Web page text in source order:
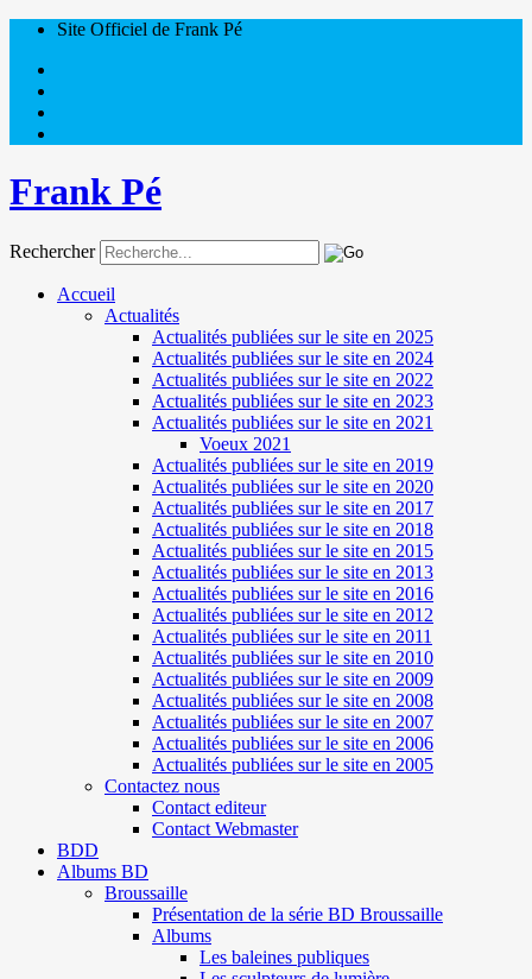
Site Officiel de Frank Pé
Frank Pé
Rechercher
Accueil
Actualités
Actualités publiées sur le site en 2025
Actualités publiées sur le site en 2024
Actualités publiées sur le site en 2022
Actualités publiées sur le site en 2023
Actualités publiées sur le site en 2021
Voeux 2021
Actualités publiées sur le site en 2019
Actualités publiées sur le site en 2020
Actualités publiées sur le site en 2017
Actualités publiées sur le site en 2018
Actualités publiées sur le site en 2015
Actualités publiées sur le site en 2013
Actualités publiées sur le site en 2016
Actualités publiées sur le site en 2012
Actualités publiées sur le site en 2011
Actualités publiées sur le site en 2010
Actualités publiées sur le site en 2009
Actualités publiées sur le site en 2008
Actualités publiées sur le site en 2007
Actualités publiées sur le site en 2006
Actualités publiées sur le site en 2005
Contactez nous
Contact editeur
Contact Webmaster
BDD
Albums BD
Broussaille
Présentation de la série BD Broussaille
Albums
Les baleines publiques